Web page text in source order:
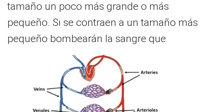
tamaño un poco más grande o más
pequeño. Si se contraen a un tamaño más
pequeño bombearán la sangre que